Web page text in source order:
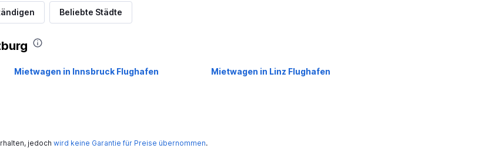
Preise prüfen
Beliebte Städte
Mietwagen in Innsbruck Flughafen
Mietwagen in Linz Flughafen
jedoch wird keine Garantie für Preise übernommen.